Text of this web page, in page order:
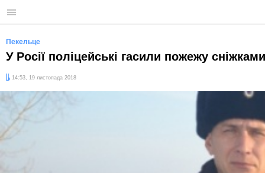
Меню
Пекельце
У Росії поліцейські гасили пожежу сніжками
Дата:14:53, 19 листопада 2018